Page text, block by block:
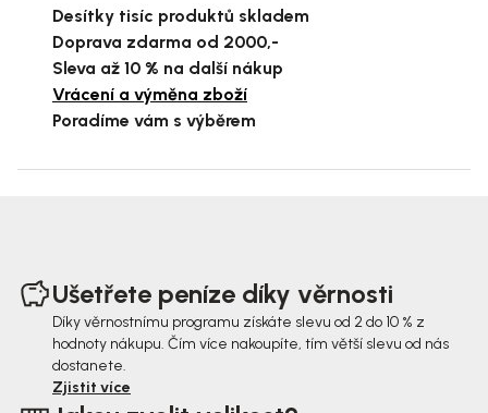
Desítky tisíc produktů skladem
Doprava zdarma od 2000,-
Sleva až 10 % na další nákup
Vrácení a výměna zboží
Poradíme vám s výběrem
Ušetřete peníze díky věrnosti
Díky věrnostnímu programu získáte slevu od 2 do 10 % z
hodnoty nákupu. Čím více nakoupíte, tím větší slevu od nás
dostanete.
Zjistit více